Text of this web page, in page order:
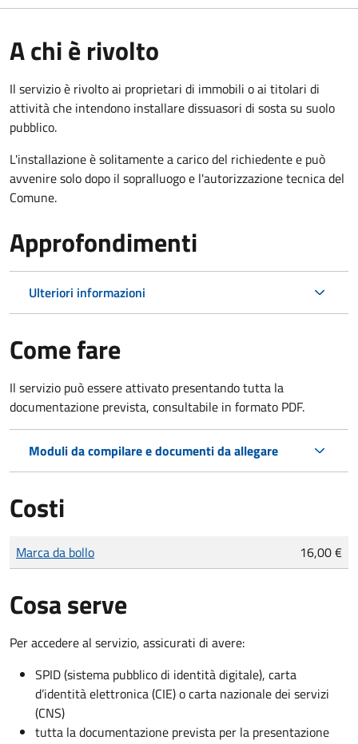
A chi è rivolto
Il servizio è rivolto ai proprietari di immobili o ai titolari di
attività che intendono installare dissuasori di sosta su suolo
pubblico.
L'installazione è solitamente a carico del richiedente e può
avvenire solo dopo il sopralluogo e l'autorizzazione tecnica del
Comune.
Approfondimenti
Ulteriori informazioni
Come fare
Il servizio può essere attivato presentando tutta la
documentazione prevista, consultabile in formato PDF.
Moduli da compilare e documenti da allegare
Costi
Tipo di pagamento
Importo
Marca da bollo 16,00 €
Cosa serve
Per accedere al servizio, assicurati di avere:
SPID (sistema pubblico di identità digitale), carta
d’identità elettronica (CIE) o carta nazionale dei servizi
(CNS)
tutta la documentazione prevista per la presentazione